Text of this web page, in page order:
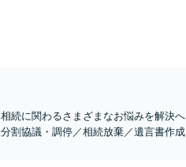
続に関わるさまざまなお悩みを解決へ
割協議・調停／相続放棄／遺言書作成